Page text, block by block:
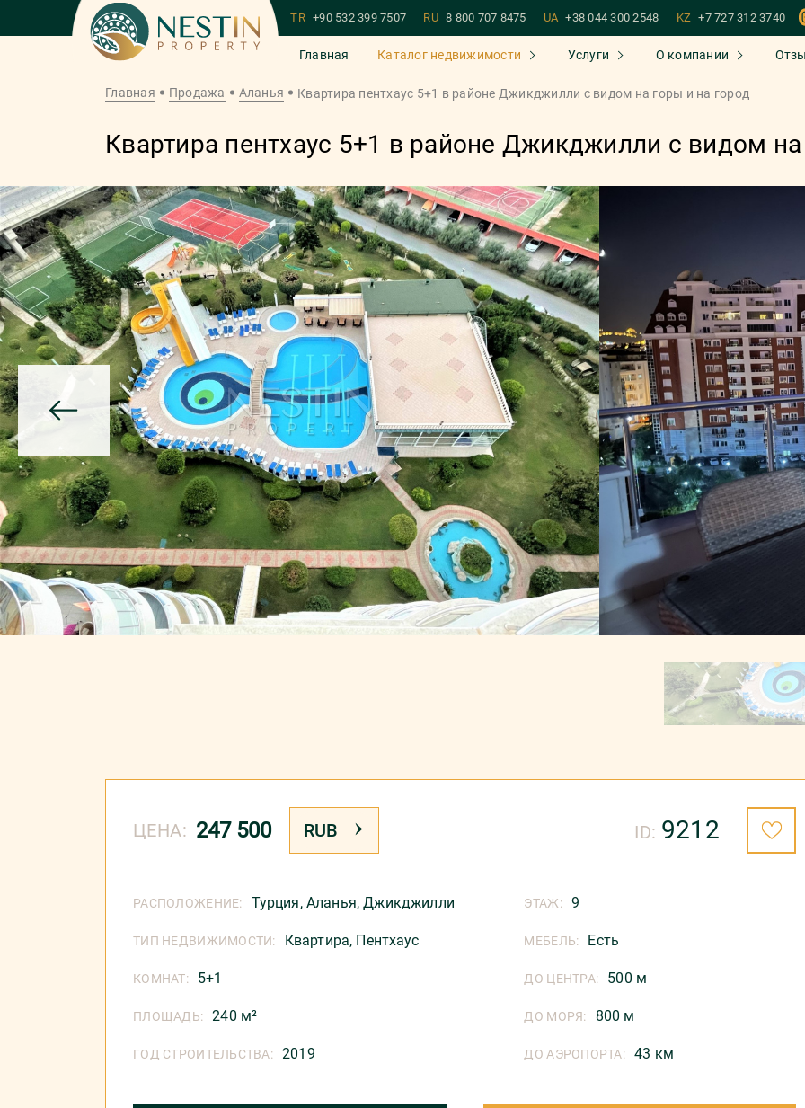
TR +90 532 399 7507 RU 8 800 707 8475 UA +38 044 300 2548 KZ +7 727 312 3740
Главная Каталог недвижимости Услуги О компании
Главная Продажа Аланья Квартира пентхаус 5+1 в районе Джикджилли с видом на горы и на город
Квартира пентхаус 5+1 в районе Джикджилли с видом
ЦЕНА: 247 500 RUB ID: 9212
РАСПОЛОЖЕНИЕ: Турция, Аланья,Джикджилли ЭТАЖ: 9
ТИП НЕДВИЖИМОСТИ: Квартира, Пентхаус МЕБЕЛЬ: Есть
КОМНАТ: 5+1 ДО ЦЕНТРА: 500 м
ПЛОЩАДЬ: 240 м² ДО МОРЯ: 800 м
ГОД СТРОИТЕЛЬСТВА: 2019 ДО АЭРОПОРТА: 43 км